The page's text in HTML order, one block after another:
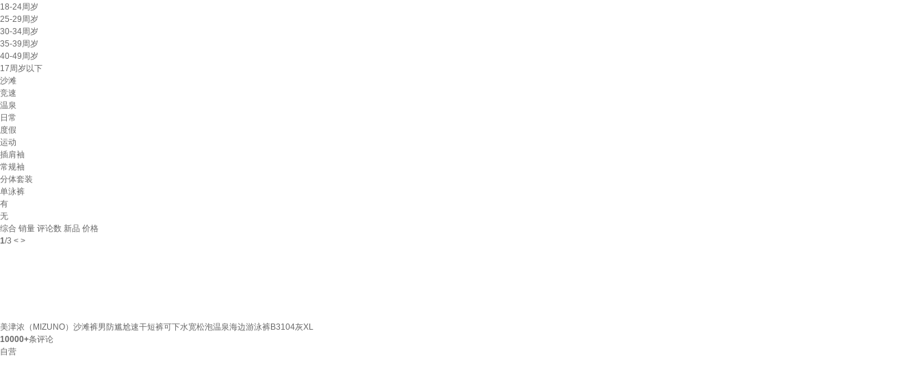
18-24周岁
25-29周岁
30-34周岁
35-39周岁
40-49周岁
17周岁以下
沙滩
竞速
温泉
日常
度假
运动
插肩袖
常规袖
分体套装
单泳裤
有
无
综合 销量 评论数 新品 价格
1/3 < >
美津浓（MIZUNO）沙滩裤男防尴尬速干短裤可下水宽松泡温泉海边游泳裤B3104灰XL
10000+条评论
自营